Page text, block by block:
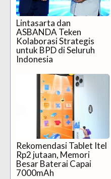
Lintasarta dan
ASBANDA Teken
Kolaborasi Strategis
untuk BPD di Seluruh
Indonesia
Rekomendasi Tablet Itel
Rp2 jutaan, Memori
Besar Baterai Capai
7000mAh